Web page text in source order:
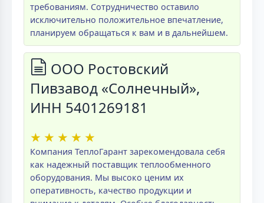
требованиям. Сотрудничество оставило
исключительно положительное впечатление,
планируем обращаться к вам и в дальнейшем.
ООО Ростовский
Пивзавод «Солнечный»,
ИНН 5401269181
★ ★ ★ ★ ★
Компания ТеплоГарант зарекомендовала себя
как надежный поставщик теплообменного
оборудования. Мы высоко ценим их
оперативность, качество продукции и